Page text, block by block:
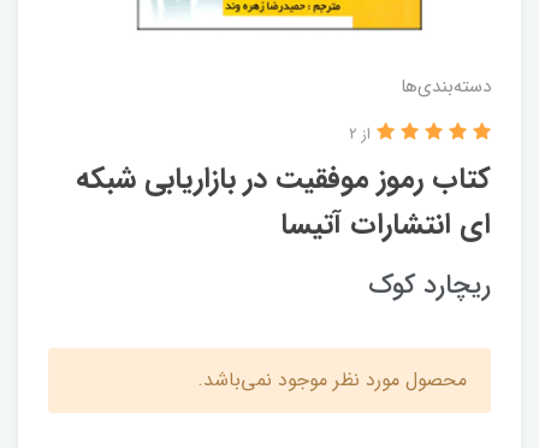
دسته‌بندی‌ها
کتاب رموز موفقیت در بازاریابی شبکه
ای انتشارات آتیسا
از 2
ریچارد کوک
محصول مورد نظر موجود نمی‌باشد.